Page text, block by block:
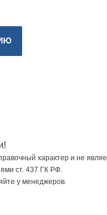
характер и не
ст. 437 ГК РФ.
у менеджеров.